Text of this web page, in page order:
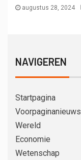
augustus 28, 2024
NAVIGEREN
Startpagina
Voorpaginanieuws
Wereld
Economie
Wetenschap